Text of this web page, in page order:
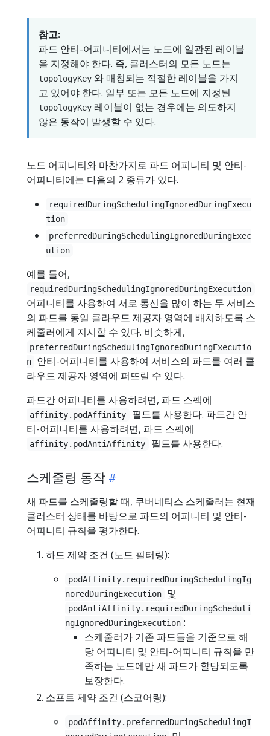
참고:
파드 안티-어피니티에서는 노드에 일관된 레이블
을 지정해야 한다. 즉, 클러스터의 모든 노드는
topologyKey 와 매칭되는 적절한 레이블을 가지
고 있어야 한다. 일부 또는 모든 노드에 지정된
topologyKey 레이블이 없는 경우에는 의도하지
않은 동작이 발생할 수 있다.
노드 어피니티와 마찬가지로 파드 어피니티 및 안티-
어피니티에는 다음의 2 종류가 있다.
requiredDuringSchedulingIgnoredDuringExecu
tion
preferredDuringSchedulingIgnoredDuringExec
ution
예를 들어,
requiredDuringSchedulingIgnoredDuringExecution
어피니티를 사용하여 서로 통신을 많이 하는 두 서비스
의 파드를 동일 클라우드 제공자 영역에 배치하도록 스
케줄러에게 지시할 수 있다. 비슷하게,
preferredDuringSchedulingIgnoredDuringExecutio
n
안티-어피니티를 사용하여 서비스의 파드를 여러 클
라우드 제공자 영역에 퍼뜨릴 수 있다.
파드간 어피니티를 사용하려면, 파드 스펙에
affinity.podAffinity
필드를 사용한다. 파드간 안
티-어피니티를 사용하려면, 파드 스펙에
affinity.podAntiAffinity 필드를 사용한다.
스케줄링 동작
새 파드를 스케줄링할 때, 쿠버네티스 스케줄러는 현재
클러스터 상태를 바탕으로 파드의 어피니티 및 안티-
어피니티 규칙을 평가한다.
하드 제약 조건 (노드 필터링):
podAffinity.requiredDuringSchedulingIg
noredDuringExecution
및
podAntiAffinity.requiredDuringScheduli
ngIgnoredDuringExecution :
스케줄러가 기존 파드들을 기준으로 해
당 어피니티 및 안티-어피니티 규칙을 만
족하는 노드에만 새 파드가 할당되도록
보장한다.
소프트 제약 조건 (스코어링):
podAffinity.preferredDuringSchedulingI